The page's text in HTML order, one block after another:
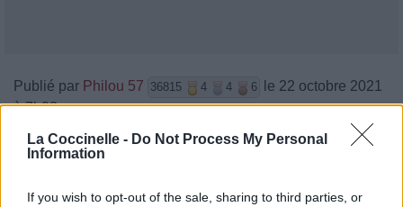
La Coccinelle - Do Not Process My Personal
Information
If you wish to opt-out of the sale, sharing to third parties, or
Publié par Philou 57 36815 4 4 6
le 22 octobre 2021
à 7h03.
Auteurs : William Blake,Emily
Chanteurs : Emily Loizeau